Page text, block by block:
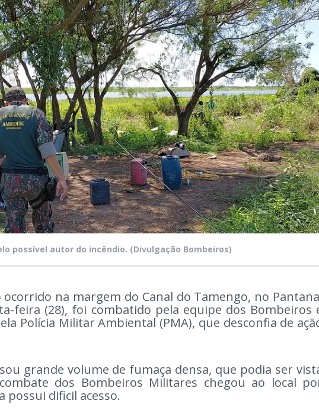
possível autor do incêndio. (Divulgação Bombeiros)
ocorrido na margem do Canal do Tamengo, no
feira (28), foi combatido pela equipe dos Bombeiros
Polícia Militar Ambiental (PMA), que desconfia de
grande volume de fumaça densa, que podia ser
dos Bombeiros Militares chegou ao local
possui dificil acesso.